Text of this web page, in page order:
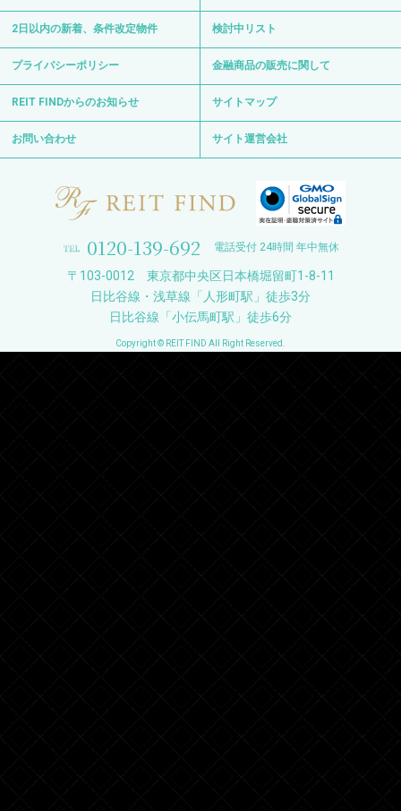
2日以内の新着、条件改定物件 検討中リスト
プライバシーポリシー 金融商品の販売に関して
REIT FINDからのお知らせ サイトマップ
お問い合わせ サイト運営会社
0120-139-692 電話受付 24時間 年中無休
〒103-0012 東京都中央区日本橋堀留町1-8-11
日比谷線・浅草線「人形町駅」徒歩3分
日比谷線「小伝馬町駅」徒歩6分
Copyright © REIT FIND All Right Reserved.